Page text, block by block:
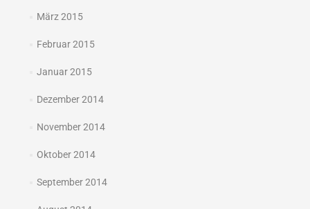
März 2015
Februar 2015
Januar 2015
Dezember 2014
November 2014
Oktober 2014
September 2014